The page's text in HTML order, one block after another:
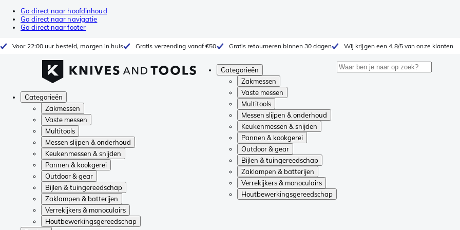
Ga direct naar hoofdinhoud
Ga direct naar navigatie
Ga direct naar footer
Voor 22:00 uur besteld, morgen in huis Gratis verzending vanaf €50 Gratis retourneren binnen 30 dagen Wij krijgen een 4,8/5 van onze klanten
Categorieën
Zakmessen
Vaste messen
Multitools
Messen slijpen & onderhoud
Keukenmessen & snijden
Pannen & kookgerei
Outdoor & gear
Bijlen & tuingereedschap
Zaklampen & batterijen
Verrekijkers & monoculairs
Houtbewerkingsgereedschap
Categorieën
Zakmessen
Vaste messen
Multitools
Messen slijpen & onderhoud
Keukenmessen & snijden
Pannen & kookgerei
Outdoor & gear
Bijlen & tuingereedschap
Zaklampen & batterijen
Verrekijkers & monoculairs
Houtbewerkingsgereedschap